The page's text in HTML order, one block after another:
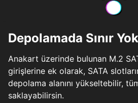
Depolamada Sınır Yok
Anakart üzerinde bulunan M.2
girişlerine ek olarak, SATA
depolama alanını yükseltebilir,
saklayabilirsin.